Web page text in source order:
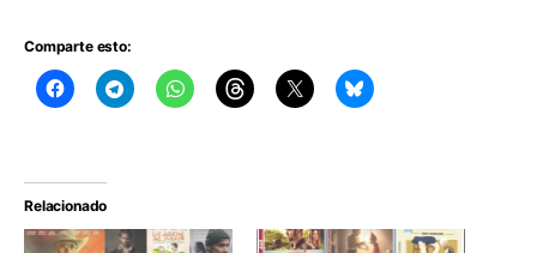
Comparte esto:
Relacionado